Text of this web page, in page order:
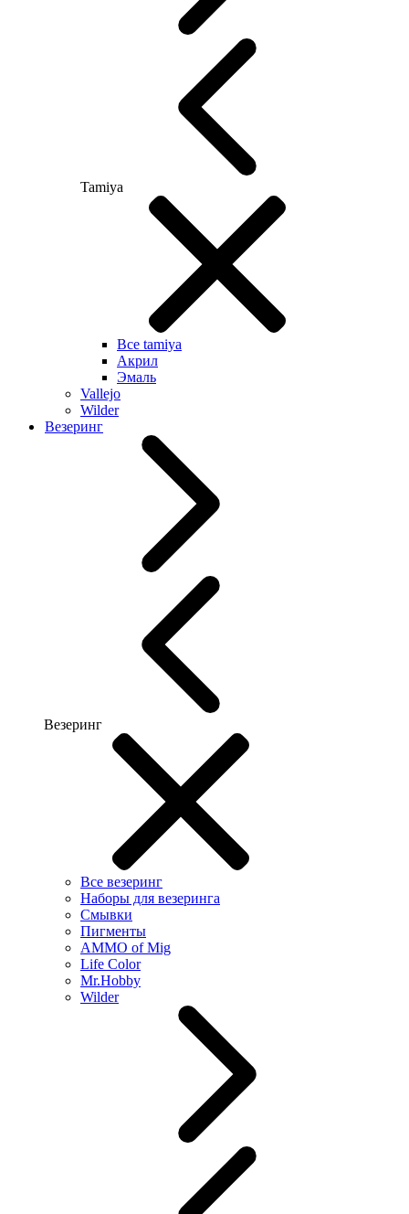
Tamiya
Все tamiya
Акрил
Эмаль
Vallejo
Wilder
Везеринг
Везеринг
Все везеринг
Наборы для везеринга
Смывки
Пигменты
AMMO of Mig
Life Color
Mr.Hobby
Wilder